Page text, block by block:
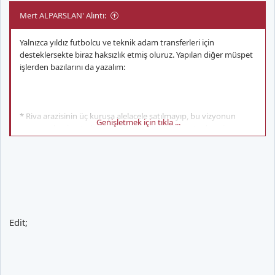
Mert ALPARSLAN' Alıntı:
Yalnızca yıldız futbolcu ve teknik adam transferleri için
desteklersekte biraz haksızlık etmiş oluruz. Yapılan diğer müspet
işlerden bazılarını da yazalım:
* Riva arazisinin üç kuruşa alelacele satılmayıp, bu vizyonun
sonucu olarak günden güne kıymetlendiğinin görülmesi ve
kadar önemli olduğunu bu yönetimle anladık).
Genişletmek için tıkla ...
Edit;